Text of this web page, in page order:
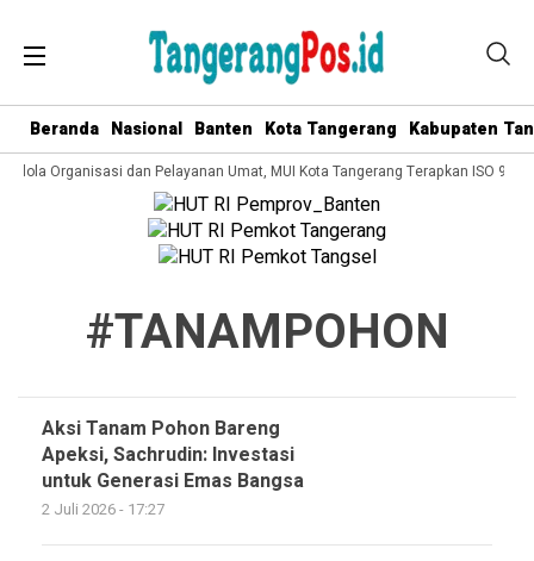
Beranda Nasional Banten Kota Tangerang Kabupaten
Organisasi dan Pelayanan Umat, MUI Kota Tangerang Terapkan ISO
#TANAMPOHON
Aksi Tanam Pohon Bareng
Apeksi, Sachrudin: Investasi
untuk Generasi Emas Bangsa
2 Juli 2026 - 17:27